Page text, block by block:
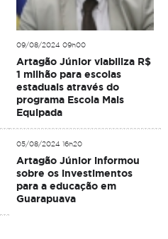
09/08/2024 09h00
Artagão Júnior viabiliza R$
1 milhão para escolas
estaduais através do
programa Escola Mais
Equipada
05/08/2024 16h20
Artagão Júnior informou
sobre os investimentos
para a educação em
Guarapuava